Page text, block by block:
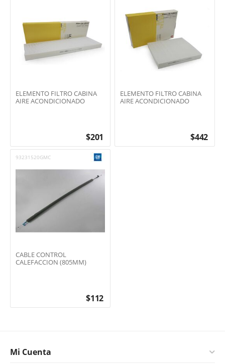
ELEMENTO FILTRO CABINA
AIRE ACONDICIONADO
$201
ELEMENTO FILTRO CABINA
AIRE ACONDICIONADO
$442
93231520GMC
CABLE CONTROL
CALEFACCION (805MM)
$112
Mi Cuenta